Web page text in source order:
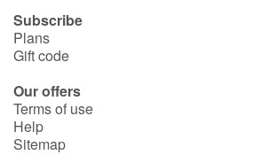
Subscribe
Plans
Gift code
Our offers
Terms of use
Help
Sitemap